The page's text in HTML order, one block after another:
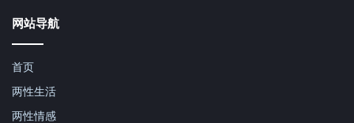
网站导航
首页
两性生活
两性情感